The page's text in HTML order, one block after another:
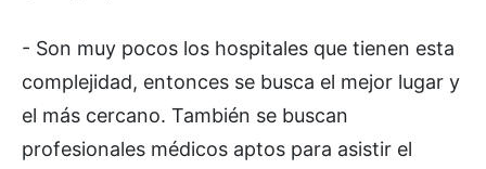
- Son muy pocos los hospitales que tienen esta
complejidad, entonces se busca el mejor lugar y
el más cercano. También se buscan
profesionales médicos aptos para asistir el